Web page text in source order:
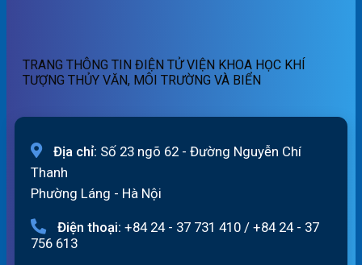
ngày
07/8/2026
TRANG THÔNG TIN ĐIỆN TỬ VIỆN KHOA HỌC KHÍ
TƯỢNG THỦY VĂN, MÔI TRƯỜNG VÀ BIỂN
Địa chỉ: Số 23 ngõ 62 - Đường Nguyễn Chí
Thanh
Phường Láng - Hà Nội
Điện thoại: +84 24 - 37 731 410 / +84 24 - 37
756 613